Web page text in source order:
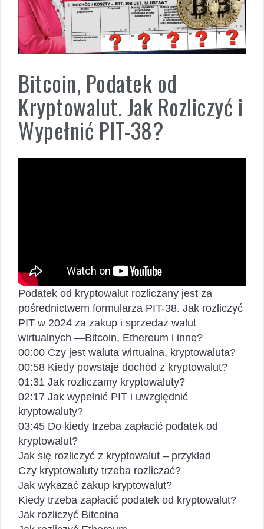
Bitcoin, Podatek od
Kryptowalut. Jak Rozliczyć i
Wypełnić PIT-38?
Podatek od kryptowalut rozliczany jest za
pośrednictwem formularza PIT-38. Jak rozliczyć
PIT w 2024 za zakup i sprzedaż walut
wirtualnych —Bitcoin, Ethereum i inne?
00:00 Czy jest waluta wirtualna, kryptowaluta?
00:58 Kiedy powstaje dochód z kryptowalut?
01:31 Jak rozliczamy kryptowaluty?
02:17 Jak wypełnić PIT i uwzględnić
kryptowaluty?
03:45 Do kiedy trzeba zapłacić podatek od
kryptowalut?
Jak się rozliczyć z kryptowalut – przykład
Czy kryptowaluty trzeba rozliczać?
Jak wykazać zakup kryptowalut?
Kiedy trzeba zapłacić podatek od kryptowalut?
Jak rozliczyć Bitcoina